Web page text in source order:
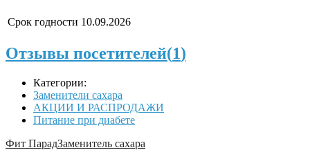
Срок годности 10.09.2026
Отзывы посетителей(1)
Категории:
Заменители сахара
АКЦИИ И РАСПРОДАЖИ
Питание при диабете
Фит ПарадЗаменитель сахара